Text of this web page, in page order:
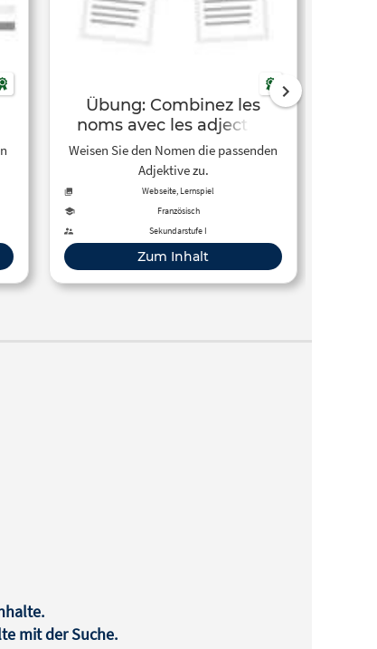
Übung: Combinez les
noms avec les adjectifs.
Weisen Sie den Nomen die passenden
Adjektive zu.
Webseite, Lernspiel
Französisch
Sekundarstufe I
Zum Inhalt
mit der Suche.